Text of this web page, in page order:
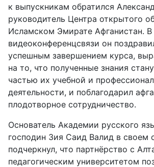
к выпускникам обратился
руководитель Центра открытого
Исламском Эмирате Афганистан.
видеоконференцсвязи он
успешным завершением курса,
на то, что полученные знания
частью их учебной и
деятельности, и поблагодарил
плодотворное сотрудничество.
Основатель Академии русского
господин Зия Саид Валид в своем
подчеркнул, что партнёрство с
педагогическим университетом